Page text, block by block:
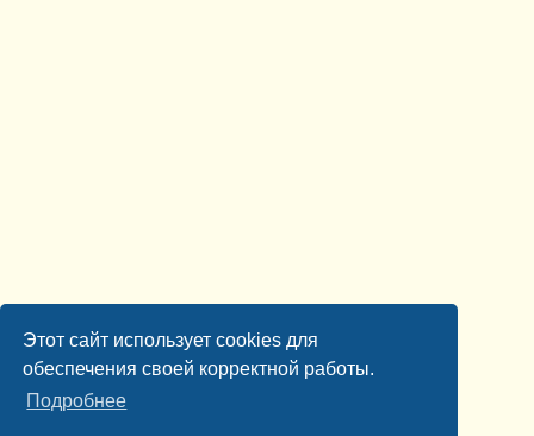
Этот сайт использует cookies для
обеспечения своей корректной работы.
Подробнее